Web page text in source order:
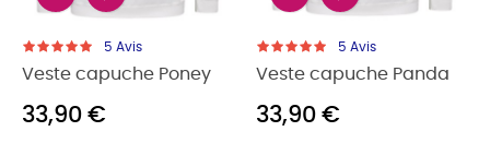
5 Avis
Veste capuche Poney
33,90 €
5 Avis
Veste capuche Panda
33,90 €